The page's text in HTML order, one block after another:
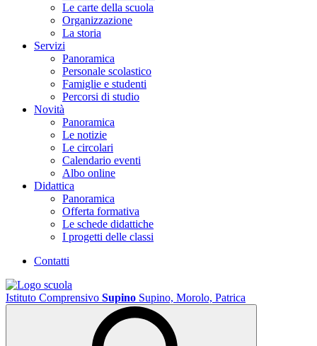
Le carte della scuola
Organizzazione
La storia
Servizi
Panoramica
Personale scolastico
Famiglie e studenti
Percorsi di studio
Novità
Panoramica
Le notizie
Le circolari
Calendario eventi
Albo online
Didattica
Panoramica
Offerta formativa
Le schede didattiche
I progetti delle classi
Contatti
Istituto Comprensivo Supino Supino, Morolo, Patrica